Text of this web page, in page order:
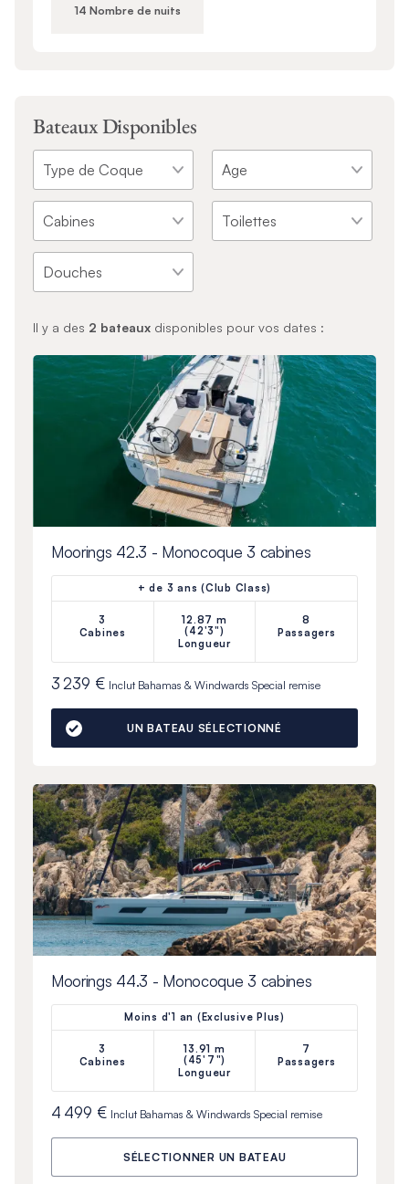
14 Nombre de nuits
Bateaux Disponibles
Il y a des 2 bateauxdisponibles pour vos dates :
Moorings 42.3 - Monocoque 3 cabines
+ de 3 ans (Club Class)
3
Cabines
12.87 m
(42'3")
Longueur
8
Passagers
3 239 € Inclut Bahamas & Windwards Special remise
UN BATEAU SÉLECTIONNÉ
Moorings 44.3 - Monocoque 3 cabines
Moins d'1 an (Exclusive Plus)
3
Cabines
13.91 m
(45'7")
Longueur
7
Passagers
4 499 € Inclut Bahamas & Windwards Special remise
SÉLECTIONNER UN BATEAU